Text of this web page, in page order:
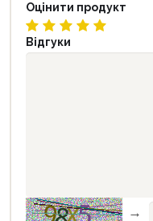
Оцінити продукт
Відгуки
→